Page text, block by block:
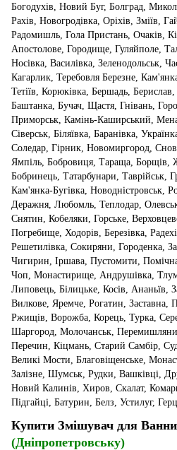
Богодухів, Новий Буг, Болград,
Рахів, Новогродівка, Оріхів, Зміїв,
Радомишль, Гола Пристань, Очаків,
Апостолове, Городище, Гуляйполе,
Носівка, Василівка, Зеленодольськ,
Кагарлик, Теребовля Березне,
Тетіїв, Корюківка, Бершадь, Берислав,
Баштанка, Бучач, Щастя, Гнівань,
Приморськ, Камінь-Каширський,
Сіверськ, Біляївка, Баранівка,
Соледар, Гірник, Новомиргород,
Ямпіль, Бобровиця, Тараща, Борщів,
Бобринець, Татарбунари, Таврійськ,
Кам'янка-Бугівка, Новодністровськ,
Деражня, Любомль, Теплодар,
Снятин, Кобеляки, Горське,
Погребище, Ходорів, Березівка,
Решетилівка, Сокиряни, Городенка,
Чигирин, Іршава, Пустомити,
Чоп, Монастирище, Андрушівка,
Липовець, Білицьке, Косів, Ананьїв,
Вилкове, Яремче, Рогатин, Заставна,
Ржищів, Ворожба, Корець, Турка,
Шаргород, Молочанськ,
Перечин, Кіцмань, Старий Самбір,
Великі Мости, Благовіщенське,
Залізне, Шумськ, Рудки, Вашківці,
Новий Калинів, Хиров, Скалат,
Підгайці, Батурин, Белз, Устилуг,
Купити Змішувач для
(Дніпропетровську)